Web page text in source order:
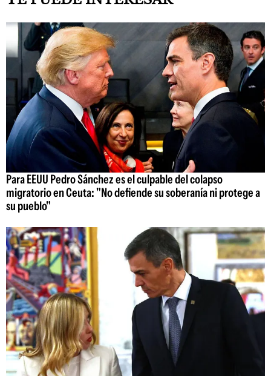
Para EEUU Pedro Sánchez es el culpable del colapso
migratorio en Ceuta: "No defiende su soberanía ni protege a
su pueblo"